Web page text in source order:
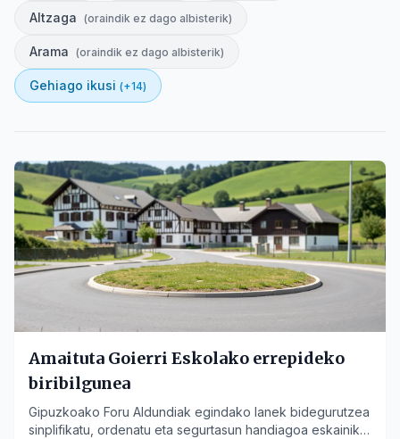
Altzaga (oraindik ez dago albisterik)
Arama (oraindik ez dago albisterik)
Gehiago ikusi (+14)
Amaituta Goierri Eskolako errepideko
biribilgunea
Gipuzkoako Foru Aldundiak egindako lanek bidegurutzea
sinplifikatu, ordenatu eta segurtasun handiagoa eskainiko